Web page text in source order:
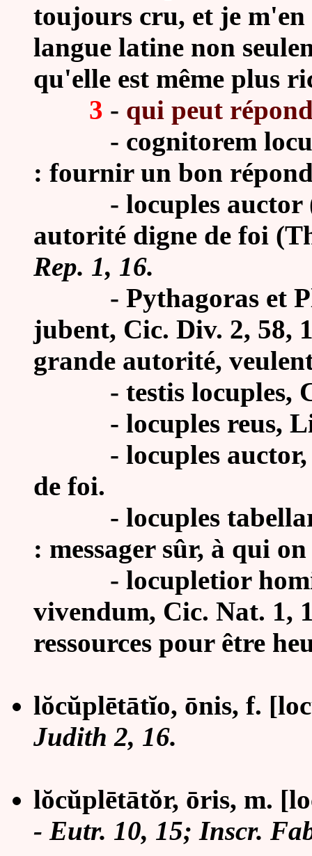
toujours cru, et je m'en
langue latine non
qu'elle est même plus
3 - qui peut
- cognitorem
: fournir un bon
- locuples
autorité digne de foi
Rep. 1, 16.
- Pythagoras et
jubent, Cic. Div. 2, 58,
grande autorité,
- testis locuples,
- locuples reus,
- locuples auctor,
de foi.
- locuples
: messager sûr, à qui
- locupletior
vivendum, Cic. Nat. 1,
ressources pour être
lŏcŭplētātĭo, ōnis, f.
Judith 2, 16.
lŏcŭplētātŏr, ōris, m.
- Eutr. 10, 15; Inscr.